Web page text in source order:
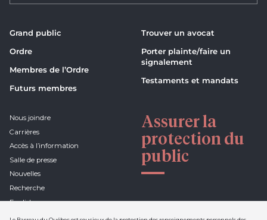
Grand public
Ordre
Membres de l’Ordre
Futurs membres
Trouver un avocat
Porter plainte/faire un
signalement
Testaments et mandats
Nous joindre
Carrières
Accès à l’information
Salle de presse
Nouvelles
Recherche
English
Assurer la
protection du
public